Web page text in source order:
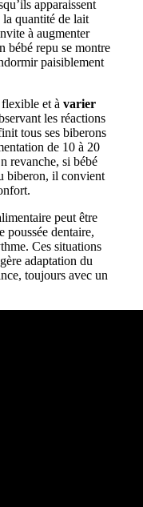
apparaissent
la quantité de lait
à augmenter
bébé repu se montre
paisiblement
et à varier
les réactions
tous ses biberons
de 10 à 20
revanche, si bébé
biberon, il convient
peut être
poussée dentaire,
Ces situations
adaptation du
toujours avec un